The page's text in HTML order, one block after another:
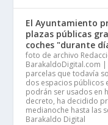
El Ayuntamiento
plazas públicas
coches "durante
foto de archivo
BarakaldoDigital.com |
parcelas que todavía
dos espacios públicos
podrán ser usados en
decreto, ha decidido
medianoche hasta las
Barakaldo Digital